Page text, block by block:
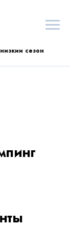
сезон